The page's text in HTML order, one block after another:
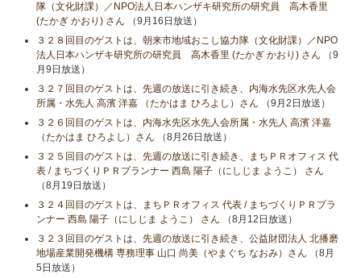
隊（文化財課）／NPO法人日本ハンザキ研究所の研究員 高木香里
(たかぎ かおり) さん （9月16日放送）
３２８回目のゲストは、朝来市地域おこし協力隊（文化財課）／NPO
法人日本ハンザキ研究所の研究員 高木香里 (たかぎ かおり) さん （9
月9日放送）
３２７回目のゲストは、先週の放送に引き続き、内海水先区水先人会
所属・水先人 高濱 洋嘉 （たかはま ひろよし）さん （9月2日放送）
３２６回目のゲストは、内海水先区水先人会所属・水先人 高濱 洋嘉
（たかはま ひろよし）さん （8月26日放送）
３２５回目のゲストは、先週の放送に引き続き、まちＰＲオフィス 代
表 / まちづくりＰＲプランナー 西島 陽子（にしじま ようこ） さん
（8月19日放送）
３２４回目のゲストは、まちＰＲオフィス 代表 / まちづくりＰＲプラ
ンナー 西島 陽子（にしじま ようこ） さん （8月12日放送）
３２３回目のゲストは、先週の放送に引き続き、公益財団法人 北播磨
地場産業開発機構 専務理事 山口 尚美（やまぐち なおみ）さん （8月
5日放送）